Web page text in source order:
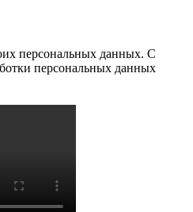
персональных данных. С
персональных данных